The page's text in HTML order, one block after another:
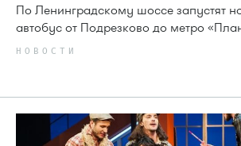
По Ленинградскому шоссе запустят
автобус от Подрезково до метро
НОВОСТИ